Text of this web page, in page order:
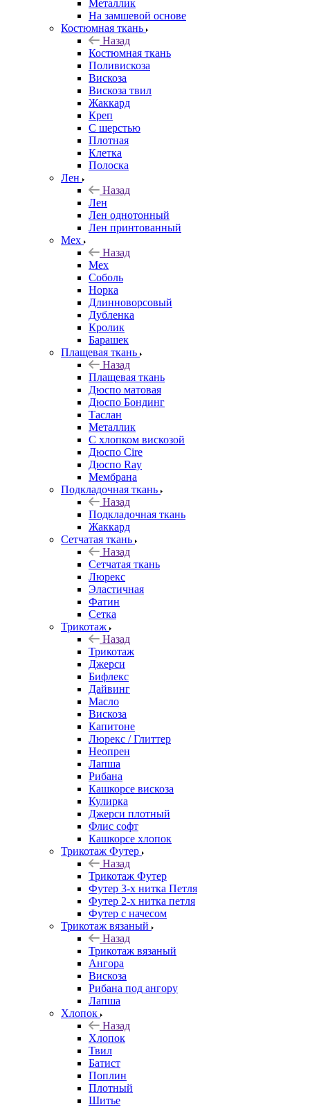
Металлик
На замшевой основе
Костюмная ткань
Назад
Костюмная ткань
Поливискоза
Вискоза
Вискоза твил
Жаккард
Креп
С шерстью
Плотная
Клетка
Полоска
Лен
Назад
Лен
Лен однотонный
Лен принтованный
Мех
Назад
Мех
Соболь
Норка
Длинноворсовый
Дубленка
Кролик
Барашек
Плащевая ткань
Назад
Плащевая ткань
Дюспо матовая
Дюспо Бондинг
Таслан
Металлик
С хлопком вискозой
Дюспо Cire
Дюспо Ray
Мембрана
Подкладочная ткань
Назад
Подкладочная ткань
Жаккард
Сетчатая ткань
Назад
Сетчатая ткань
Люрекс
Эластичная
Фатин
Сетка
Трикотаж
Назад
Трикотаж
Джерси
Бифлекс
Дайвинг
Масло
Вискоза
Капитоне
Люрекс / Глиттер
Неопрен
Лапша
Рибана
Кашкорсе вискоза
Кулирка
Джерси плотный
Флис софт
Кашкорсе хлопок
Трикотаж Футер
Назад
Трикотаж Футер
Футер 3-х нитка Петля
Футер 2-х нитка петля
Футер с начесом
Трикотаж вязаный
Назад
Трикотаж вязаный
Ангора
Вискоза
Рибана под ангору
Лапша
Хлопок
Назад
Хлопок
Твил
Батист
Поплин
Плотный
Шитье